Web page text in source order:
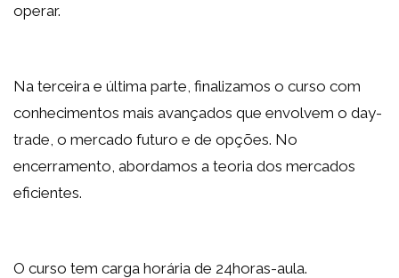
operar.
Na terceira e última parte, finalizamos o curso com
conhecimentos mais avançados que envolvem o day-
trade, o mercado futuro e de opções. No
encerramento, abordamos a teoria dos mercados
eficientes.
O curso tem carga horária de 24horas-aula.